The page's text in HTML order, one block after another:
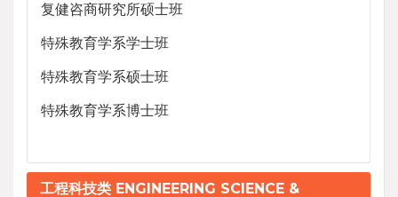
复健咨商研究所硕士班
特殊教育学系学士班
特殊教育学系硕士班
特殊教育学系博士班
工程科技类 ENGINEERING SCIENCE &